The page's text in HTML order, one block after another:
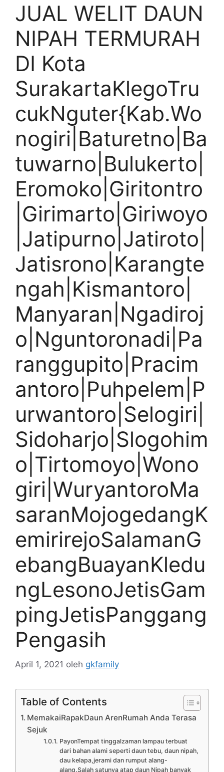
JUAL WELIT DAUN
NIPAH TERMURAH
DI Kota
SurakartaKlegoTru
cukNguter{Kab.Wo
nogiri|Baturetno|Ba
tuwarno|Bulukerto|
Eromoko|Giritontro
|Girimarto|Giriwoyo
|Jatipurno|Jatiroto|
Jatisrono|Karangte
ngah|Kismantoro|
Manyaran|Ngadiroj
o|Nguntoronadi|Pa
ranggupito|Pracim
antoro|Puhpelem|P
urwantoro|Selogiri|
Sidoharjo|Slogohim
o|Tirtomoyo|Wono
giri|WuryantoroMa
saranMojogedangK
emirirejoSalamanG
ebangBuayanKledu
ngLesonoJetisGam
pingJetisPanggang
Pengasih
April 1, 2021 oleh gkfamily
Table of Contents
MemakaiRapakDaun ArenRumah Anda Terasa
Sejuk
PayonTempat tinggalzaman lampau terbuat
dari bahan alami seperti daun tebu, daun nipah,
dau kelapa,jerami dan rumput alang-
alang.Salah satunya atap daun Nipah banyak